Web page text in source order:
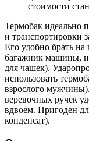
стоимости
Термобак идеально
и транспортировки
Его удобно брать
багажник машины,
для чашек).
использовать
взрослого
веревочных ручек
вдвоем. Пригоден
конденсат).